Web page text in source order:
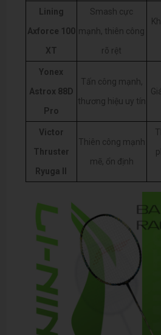
Lining
Axforce 100
XT
Smash cực
mạnh, thiên công
rõ rệt
Yonex
Astrox 88D
Pro
Tấn công mạnh,
thương hiệu uy tín
Victor
Thruster
Ryuga II
Thiên công mạnh
mẽ, ổn định